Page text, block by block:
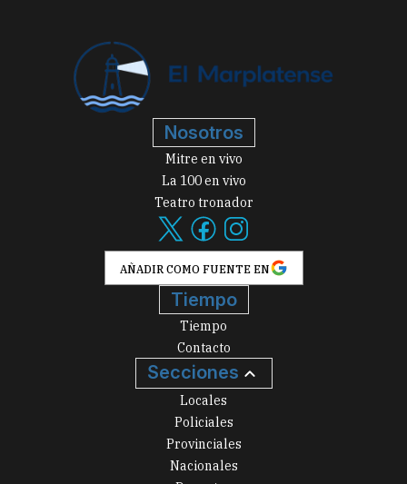
Nosotros
Mitre en vivo
La 100 en vivo
Teatro tronador
AÑADIR COMO FUENTE EN
Tiempo
Tiempo
Contacto
Secciones
Locales
Policiales
Provinciales
Nacionales